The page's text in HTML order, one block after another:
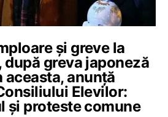
și greve la
greva japoneză
aceasta, anunță
Elevilor:
și proteste comune